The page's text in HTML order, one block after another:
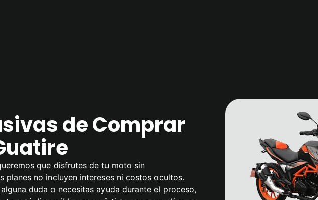
de Comprar
que disfrutes de tu moto sin
planes no incluyen intereses ni costos ocultos.
duda o necesitas ayuda durante el proceso,